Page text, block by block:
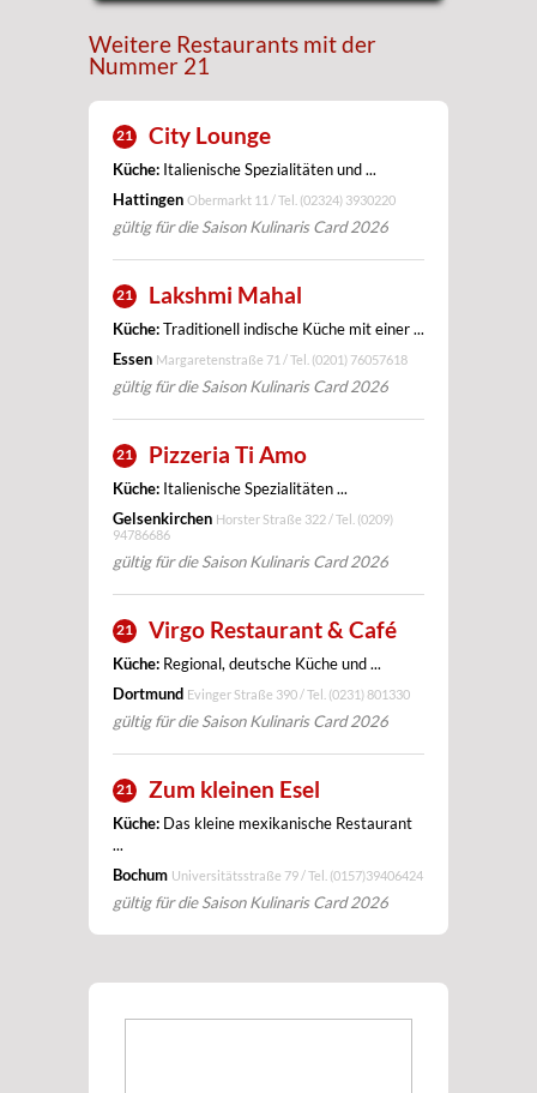
Weitere Restaurants mit der
Nummer 21
21 City Lounge
Küche: Italienische Spezialitäten und ...
Hattingen Obermarkt 11 / Tel. (02324) 3930220
gültig für die Saison Kulinaris Card 2026
21 Lakshmi Mahal
Küche:Traditionell indische Küche mit einer ...
Essen Margaretenstraße 71 / Tel. (0201) 76057618
gültig für die Saison Kulinaris Card 2026
21 Pizzeria Ti Amo
Küche: Italienische Spezialitäten ...
Gelsenkirchen Horster Straße 322 / Tel. (0209)
94786686
gültig für die Saison Kulinaris Card 2026
21 Virgo Restaurant & Café
Küche: Regional, deutsche Küche und ...
Dortmund Evinger Straße 390 / Tel. (0231) 801330
gültig für die Saison Kulinaris Card 2026
21 Zum kleinen Esel
Küche: Das kleine mexikanische Restaurant
...
Bochum Universitätsstraße 79 / Tel. (0157)39406424
gültig für die Saison Kulinaris Card 2026